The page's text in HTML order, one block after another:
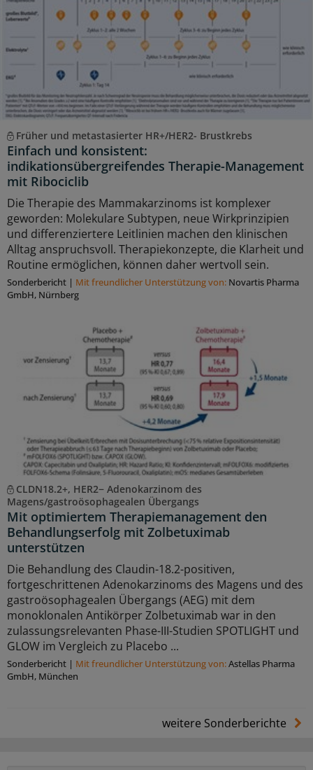
Früher und metastasierter HR+/HER2- Brustkrebs
Einfach und konsistent:
indikationsübergreifendes Therapie-Management
mit Ribociclib
Die Therapie des Mammakarzinoms ist komplexer
geworden: Molekulare Subtypen, neue Wirkprinzipien
und differenziertere Leitlinien machen den klinischen
Alltag anspruchsvoll. Therapiekonzepte, die Klarheit und
Routine ermöglichen, können daher wertvoll sein.
Sonderbericht | Mit freundlicher Unterstützung von: Novartis Pharma
GmbH, Nürnberg
CLDN18.2+, HER2− Adenokarzinom des
Magens/gastroösophagealen Übergangs
Mit optimiertem Therapiemanagement den
Behandlungserfolg mit Zolbetuximab
unterstützen
Die Behandlung des Claudin-18.2-positiven,
fortgeschrittenen Adenokarzinoms des Magens und des
gastroösophagealen Übergangs (AEG) mit dem
monoklonalen Antikörper Zolbetuximab war in den
zulassungsrelevanten Phase-III-Studien SPOTLIGHT und
GLOW im Vergleich zu Placebo ...
Sonderbericht | Mit freundlicher Unterstützung von:Astellas Pharma
GmbH, München
weitere Sonderberichte